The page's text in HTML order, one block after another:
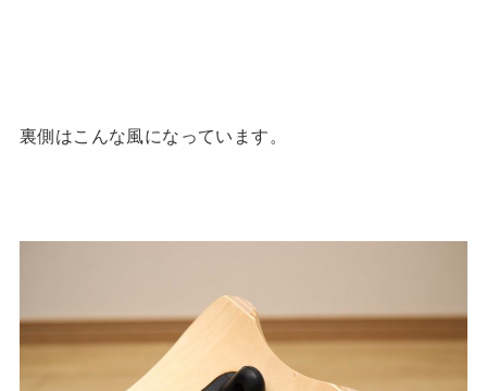
裏側はこんな風になっています。